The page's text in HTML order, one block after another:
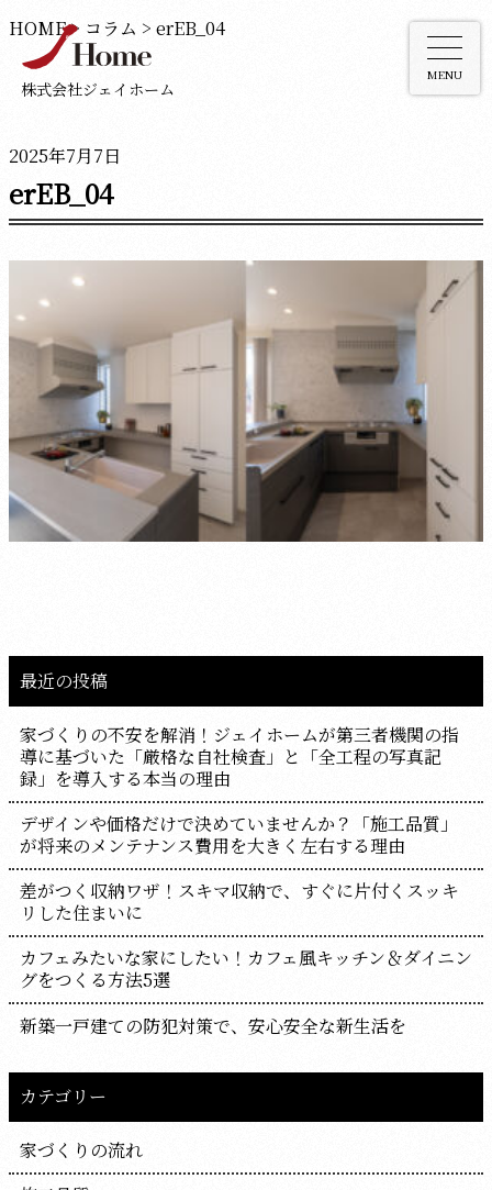
株式会社ジェイホーム
MENU
HOME> コラム > erEB_04
2025年7月7日
erEB_04
最近の投稿
家づくりの不安を解消！ジェイホームが第三者機関の指
導に基づいた「厳格な自社検査」と「全工程の写真記
録」を導入する本当の理由
デザインや価格だけで決めていませんか？「施工品質」
が将来のメンテナンス費用を大きく左右する理由
差がつく収納ワザ！スキマ収納で、すぐに片付くスッキ
リした住まいに
カフェみたいな家にしたい！カフェ風キッチン＆ダイニン
グをつくる方法5選
新築一戸建ての防犯対策で、安心安全な新生活を
カテゴリー
家づくりの流れ